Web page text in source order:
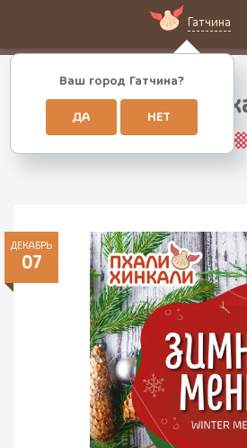
Гатчина
Ваш город Гатчина?
ДА НЕТ
Зимнее меню в
ДЕКАБРЬ
07